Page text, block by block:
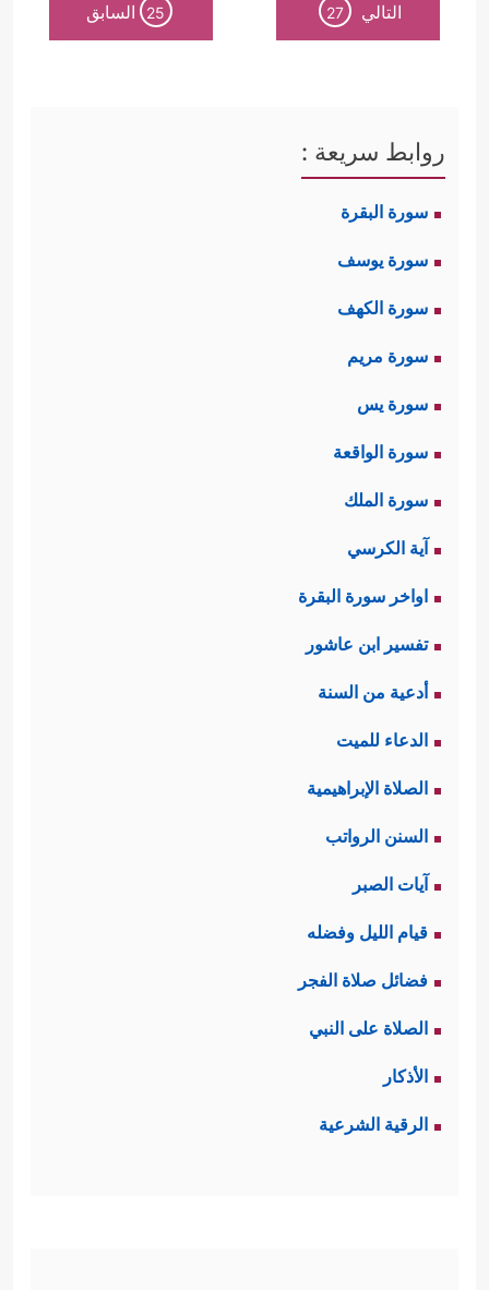
التالي 27
25 السابق
روابط سريعة :
سورة البقرة
سورة يوسف
سورة الكهف
سورة مريم
سورة يس
سورة الواقعة
سورة الملك
آية الكرسي
اواخر سورة البقرة
تفسير ابن عاشور
أدعية من السنة
الدعاء للميت
الصلاة الإبراهيمية
السنن الرواتب
آيات الصبر
قيام الليل وفضله
فضائل صلاة الفجر
الصلاة على النبي
الأذكار
الرقية الشرعية